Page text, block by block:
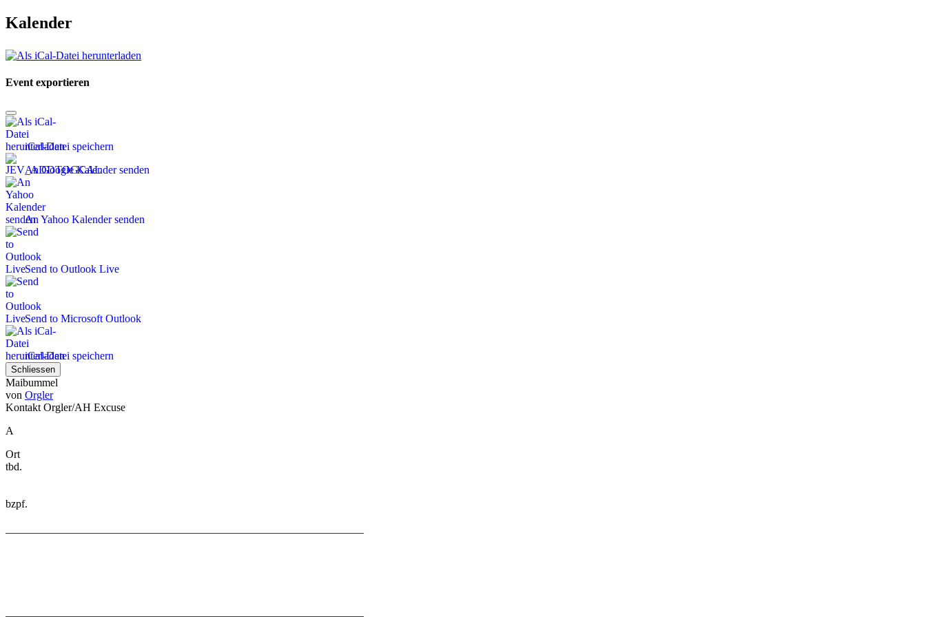
Kalender
Event exportieren
iCal-Datei speichern
An Google Kalender senden
An Yahoo Kalender senden
Send to Outlook Live
Send to Microsoft Outlook
iCal-Datei speichern
Schliessen
Maibummel
von Orgler
Kontakt Orgler/AH Excuse
A
Ort
tbd.
bzpf.